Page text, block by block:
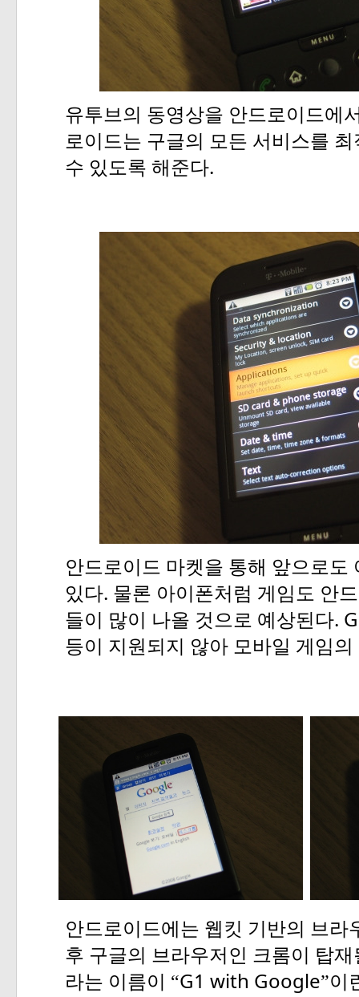
유투브의 동영상을 안드로이드에
로이드는 구글의 모든 서비스를 최
수 있도록 해준다.
안드로이드 마켓을 통해 앞으로도
있다. 물론 아이폰처럼 게임도 안
들이
많이 나올 것으로 예상된다.
등이 지원되지 않아 모바일 게임의
안드로이드에는 웹킷 기반의 브라
후 구글의 브라우저인 크롬이
탑재
라는 이름이 “G1 with Google”이